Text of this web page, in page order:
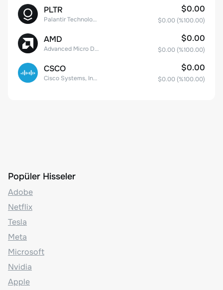
PLTR
Palantir Technologies Inc. Class A Common Stock
$0.00
$0.00 (%100.00)
AMD
Advanced Micro Devices
$0.00
$0.00 (%100.00)
CSCO
Cisco Systems, Inc. Common Stock (DE)
$0.00
$0.00 (%100.00)
Popüler Hisseler
Adobe
Netflix
Tesla
Meta
Microsoft
Nvidia
Apple